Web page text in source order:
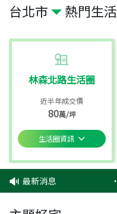
台北市 熱門生
林森北路生活圈
近半年成交價
80萬/坪
生活圈資訊
最新消息 ‧